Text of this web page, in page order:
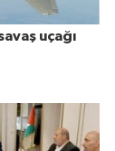
uçağı